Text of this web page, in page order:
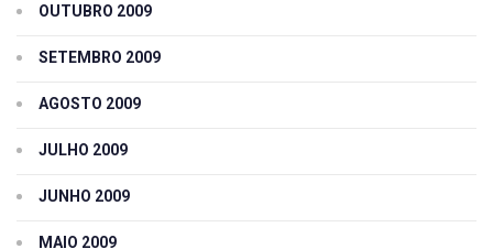
OUTUBRO 2009
SETEMBRO 2009
AGOSTO 2009
JULHO 2009
JUNHO 2009
MAIO 2009